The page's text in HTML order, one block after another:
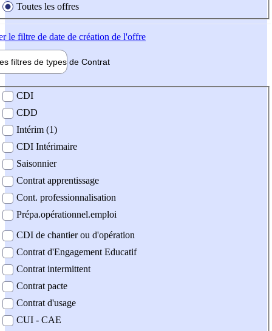
Toutes les offres
le filtre de date de création de l'offre
filtres de types de Contrat
contrat
CDI
CDD
Intérim (1)
CDI Intérimaire
Saisonnier
Contrat apprentissage
Cont. professionnalisation
Prépa.opérationnel.emploi
CDI de chantier ou d'opération
Contrat d'Engagement Educatif
Contrat intermittent
Contrat pacte
Contrat d'usage
CUI - CAE